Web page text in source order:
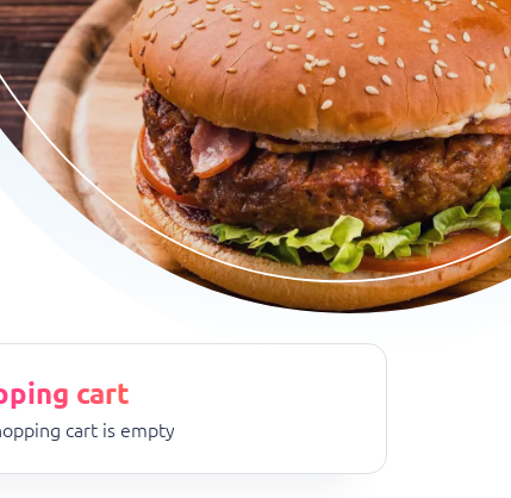
en Turkse pizza’s tot smaakvolle kapsalons en
cart
cart is empty